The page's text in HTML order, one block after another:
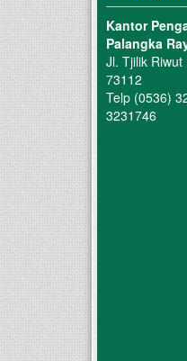
Kantor
Palangka
Jl. Tjilik
73112
Telp (0536)
3231746